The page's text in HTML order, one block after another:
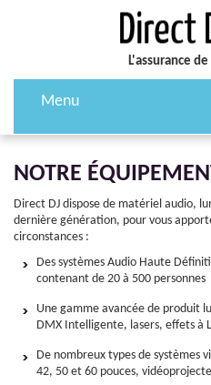
L'assurance
Menu
NOTRE
Direct DJ dispose de matériel audio,
dernière génération, pour vous
circonstances :
Des systèmes Audio Haute
contenant de 20 à 500 personnes
Une gamme avancée de produit
DMX Intelligente, lasers, effets à
De nombreux types de systèmes
42, 50 et 60 pouces,